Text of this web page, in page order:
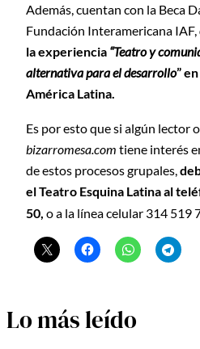
Además, cuentan con la Beca
Fundación Interamericana IAF,
la experiencia “Teatro y
alternativa para el desarrollo”
América Latina.
Es por esto que si algún lector
bizarromesa.com tiene interés
de estos procesos grupales,
el Teatro Esquina Latina al
50, o a la línea celular 314 519
Lo más leído